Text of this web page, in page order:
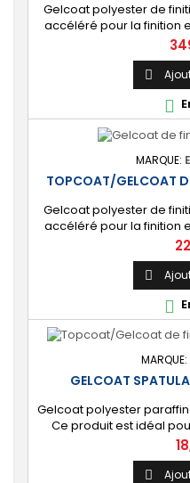
Gelcoat polyester de
accéléré pour la finition
bassins. [Finition] :
brillante qualité
stratification résine et
Prix


MARQUE:
TOPCOAT/GELCOAT
Gelcoat polyester de
accéléré pour la finition
bassins. [Finition] :
brillante qualité
stratification résine et


MARQUE:
GELCOAT
Gelcoat polyester
Ce produit est idéal
gelcoat. Coloris : Blanc
colorante). 🔝 [Finition
extérieure lisse,
